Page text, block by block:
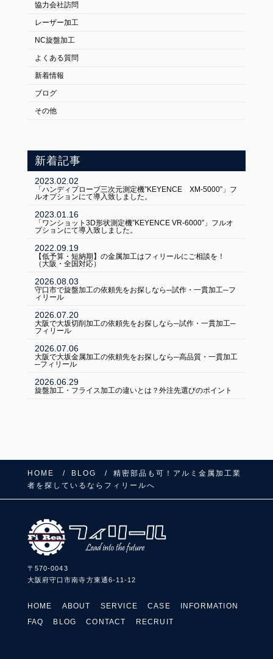
協力会社訪問
レーザー加工
NC旋盤加工
よくある質問
新着情報
ブログ
その他
新着記事
2023.02.02
「ハンディプローブ三次元測定機”KEYENCE XM-5000”」フ
ルオプションにて導入致しました。
2023.01.16
「ワンショット3D形状測定機”KEYENCE VR-6000″」フルオ
プションにて導入致しました。
2022.09.19
【低予算・短納期】の金属加工はフィリールにご相談を！
（大阪・全国対応）
2026.08.03
守口市で旋盤加工の依頼先をお探しなら─試作・一貫加工─フ
ィリール
2026.07.20
大阪で大坂切削加工の依頼先をお探しなら─試作・一貫加工─
フィリール
2026.07.06
大阪で大坂金属加工の依頼先をお探しなら─高品質・一貫加工
─フィリール
2026.06.29
旋盤加工・フライス加工の違いとは？外注先選びのポイント
HOME BLOG
精密部品も可！アルミ金属加工業
者を探しているならフィリールへ
〒570-0043
大阪府守口市南寺方東通6-11-12
HOME ABOUT SERVICE CASE
INFORMATION
FAQ
BLOG CONTACT RECRUIT